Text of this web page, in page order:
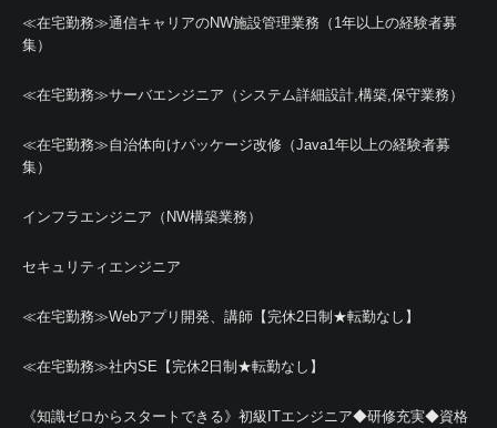
≪在宅勤務≫通信キャリアのNW施設管理業務（1年以上の経験者募
集）
≪在宅勤務≫サーバエンジニア（システム詳細設計,構築,保守業務）
≪在宅勤務≫自治体向けパッケージ改修（Java1年以上の経験者募
集）
インフラエンジニア（NW構築業務）
セキュリティエンジニア
≪在宅勤務≫Webアプリ開発、講師【完休2日制★転勤なし】
≪在宅勤務≫社内SE【完休2日制★転勤なし】
《知識ゼロからスタートできる》初級ITエンジニア◆研修充実◆資格